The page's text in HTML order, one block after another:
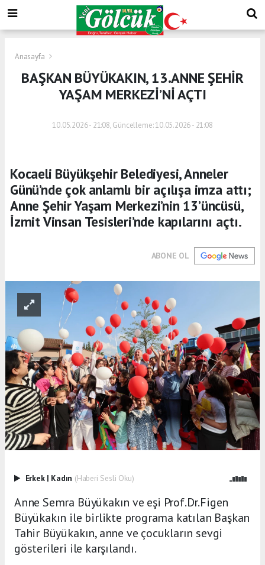
Anasayfa
BAŞKAN BÜYÜKAKIN, 13.ANNE ŞEHİR
YAŞAM MERKEZİ’Nİ AÇTI
10.05.2026 - 21:08, Güncelleme: 10.05.2026 - 21:08
Kocaeli Büyükşehir Belediyesi, Anneler
Günü’nde çok anlamlı bir açılışa imza attı;
Anne Şehir Yaşam Merkezi’nin 13’üncüsü,
İzmit Vinsan Tesisleri’nde kapılarını açtı.
ABONE OL
Erkek | Kadın (Haberi Sesli Oku)
Anne Semra Büyükakın ve eşi Prof.Dr.Figen
Büyükakın ile birlikte programa katılan Başkan
Tahir Büyükakın, anne ve çocukların sevgi
gösterileri ile karşılandı.